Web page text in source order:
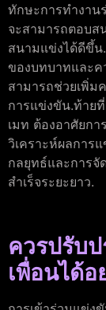
ทักษะการทำงาน
จะสามารถตอบส
สนามแข่งได้ดีขึ้น
ของบทบาทและ
สามารถช่วยเพิ่ม
การแข่งขัน.ท้าย
เมท ต้องอาศัยก
วิเคราะห์ผลการ
กลยุทธ์และการจั
สำเร็จระยะยาว.
ควรปรับ
เพื่อนได้อ